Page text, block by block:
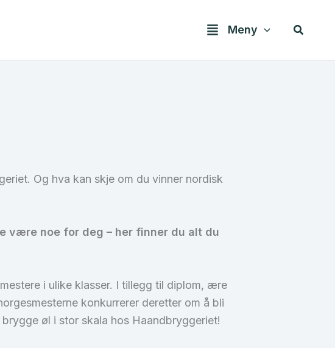
Meny Søk
Og hva kan skje om du vinner nordisk
være noe for deg – her finner du alt du
i ulike klasser. I tillegg til diplom, ære
konkurrerer deretter om å bli
øl i stor skala hos Haandbryggeriet!